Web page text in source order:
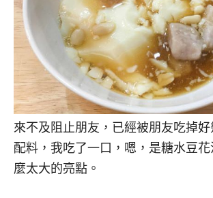
來不及阻止朋友，已經被朋友吃掉好
配料，我吃了一口，嗯，是糖水豆
麼太大的亮點。